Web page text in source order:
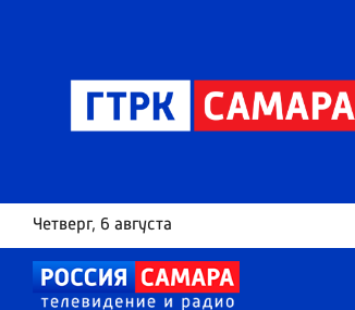
Четверг, 6 августа